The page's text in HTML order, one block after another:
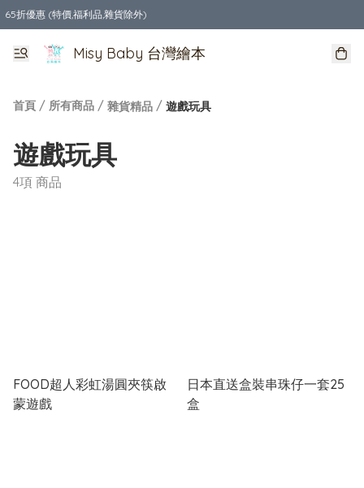
65折優惠 (特價,福利品,雜貨除外)
全店購物滿$550，免運費
Misy Baby 台灣繪本
首頁 / 所有商品 / 雜貨精品 / 遊戲玩具
遊戲玩具
4項 商品
FOOD超人彩虹湯圓夾筷啟
蒙遊戲
日本直送盒裝串珠仔一套25
盒